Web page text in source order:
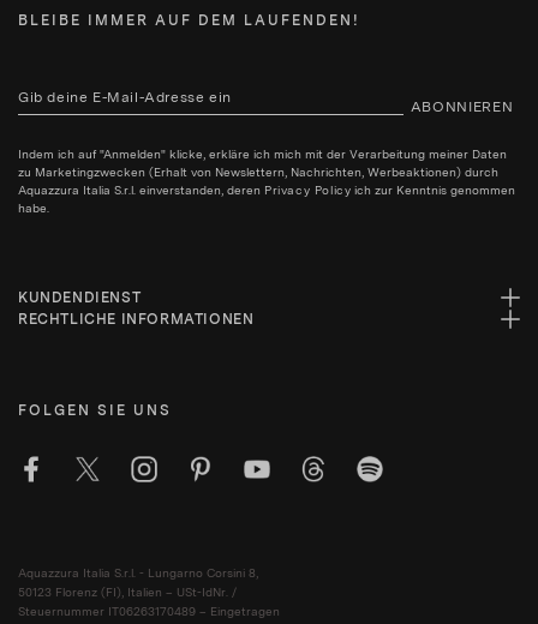
BLEIBE IMMER AUF DEM LAUFENDEN!
ABONNIEREN
Indem ich auf "Anmelden" klicke, erkläre ich mich mit der Verarbeitung meiner Daten
zu Marketingzwecken (Erhalt von Newslettern, Nachrichten, Werbeaktionen) durch
Aquazzura Italia S.r.l. einverstanden, deren Privacy Policy ich zur Kenntnis genommen
habe.
KUNDENDIENST
RECHTLICHE INFORMATIONEN
FOLGEN SIE UNS
Aquazzura Italia S.r.l. - Lungarno Corsini 8,
50123 Florenz (FI), Italien – USt-IdNr. /
Steuernummer IT06263170489 – Eingetragen